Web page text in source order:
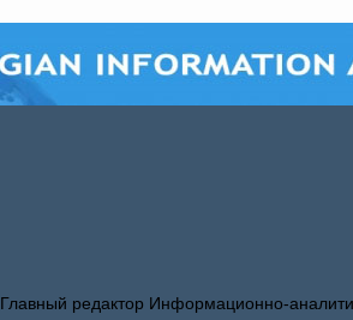
Главный редактор Информационно-